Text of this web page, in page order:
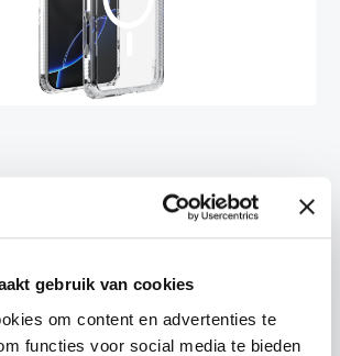
gebruik van cookies
om content en advertenties te
functies voor social media te bieden
nu